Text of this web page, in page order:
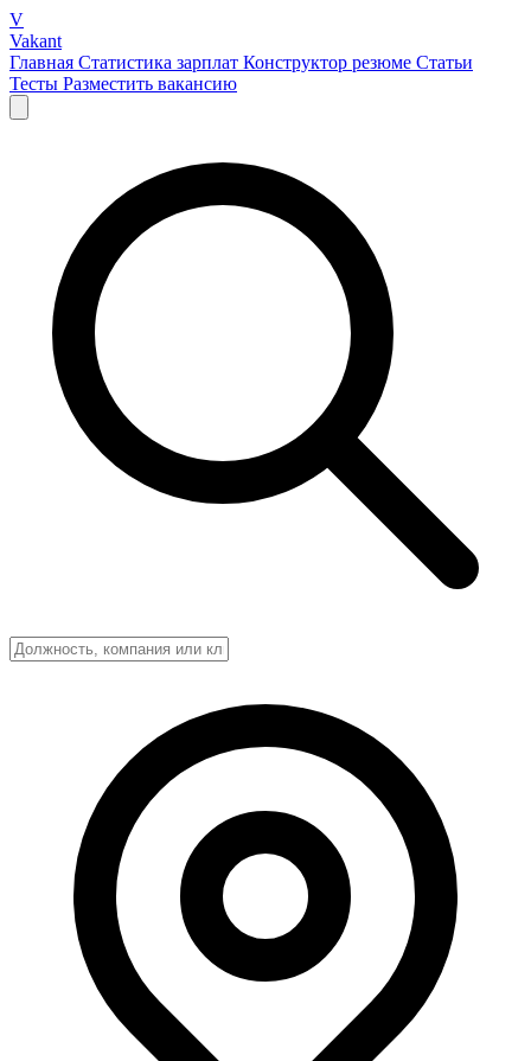
V
Vakant
Главная Статистика зарплат Конструктор резюме Статьи
Тесты Разместить вакансию